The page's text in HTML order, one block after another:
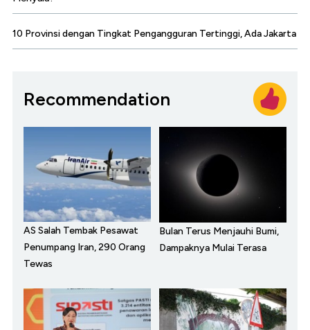
10 Provinsi dengan Tingkat Pengangguran Tertinggi, Ada Jakarta
Recommendation
AS Salah Tembak Pesawat
Penumpang Iran, 290 Orang
Tewas
Bulan Terus Menjauhi Bumi,
Dampaknya Mulai Terasa